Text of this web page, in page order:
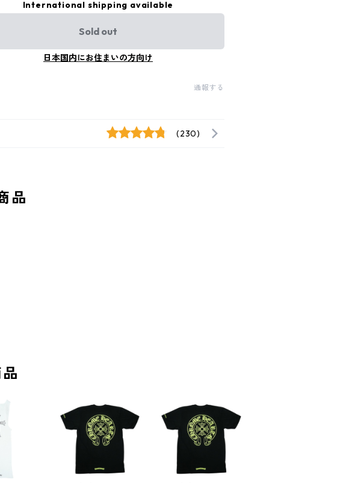
International shipping available
Sold out
日本国内にお住まいの方向け
通報する
(230)
品